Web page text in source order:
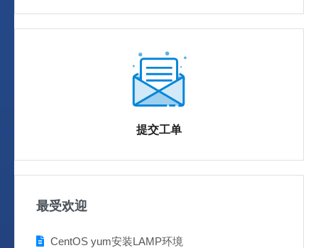
提交工单
最受欢迎
CentOS yum安装LAMP环境